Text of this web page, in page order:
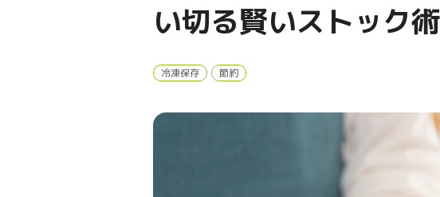
い切る賢いストック
冷凍保存 節約